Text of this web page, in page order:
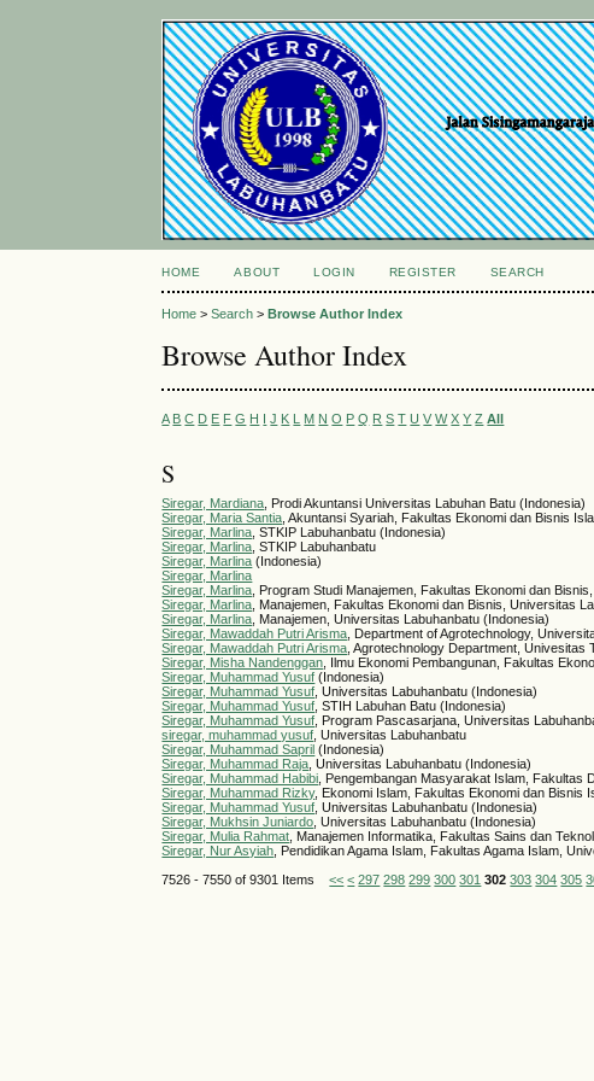
HOME ABOUT LOGIN REGISTER SEARCH
Home >Search >Browse Author Index
Browse Author Index
A B C D E F G H I J K L M N O P Q R S T U V W X Y Z All
S
Siregar, Mardiana , Prodi Akuntansi Universitas Labuhan Batu (Indonesia)
Siregar, Maria Santia , Akuntansi Syariah, Fakultas Ekonomi dan Bisnis
Siregar, Marlina , STKIP Labuhanbatu (Indonesia)
Siregar, Marlina , STKIP Labuhanbatu
Siregar, Marlina (Indonesia)
Siregar, Marlina
Siregar, Marlina , Program Studi Manajemen, Fakultas Ekonomi dan
Siregar, Marlina , Manajemen, Fakultas Ekonomi dan Bisnis, Universitas
Siregar, Marlina , Manajemen, Universitas Labuhanbatu (Indonesia)
Siregar, Mawaddah Putri Arisma , Department of Agrotechnology,
Siregar, Mawaddah Putri Arisma , Agrotechnology Department, Univesitas
Siregar, Misha Nandenggan , Ilmu Ekonomi Pembangunan, Fakultas
Siregar, Muhammad Yusuf (Indonesia)
Siregar, Muhammad Yusuf , Universitas Labuhanbatu (Indonesia)
Siregar, Muhammad Yusuf , STIH Labuhan Batu (Indonesia)
Siregar, Muhammad Yusuf , Program Pascasarjana, Universitas
siregar, muhammad yusuf , Universitas Labuhanbatu
Siregar, Muhammad Sapril (Indonesia)
Siregar, Muhammad Raja , Universitas Labuhanbatu (Indonesia)
Siregar, Muhammad Habibi , Pengembangan Masyarakat Islam,
Siregar, Muhammad Rizky, Ekonomi Islam, Fakultas Ekonomi dan Bisnis
Siregar, Muhammad Yusuf , Universitas Labuhanbatu (Indonesia)
Siregar, Mukhsin Juniardo , Universitas Labuhanbatu (Indonesia)
Siregar, Mulia Rahmat , Manajemen Informatika, Fakultas Sains dan
Siregar, Nur Asyiah , Pendidikan Agama Islam, Fakultas Agama Islam,
7526 - 7550 of 9301 Items<< < 297 298 299 300 301 302 303 304 305